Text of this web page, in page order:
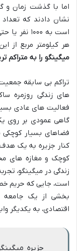
اما با گذشت زمان و
نشان دادند که
است به
هر کیلومتر مربع از
میگینگو را به متراکم
تراکم بی سابقه
های زندگی روزمره
فعالیت های عادی
گاهی عمودی بر روی
فضاهای بسیار کوچکی
کنار جزیره به یک
کوچک و مغازه های
زندگی در میگینگو،
است، جایی که حریم
بخشی از یک جامعه
اقتصادی، به یکدیگر
جزیره